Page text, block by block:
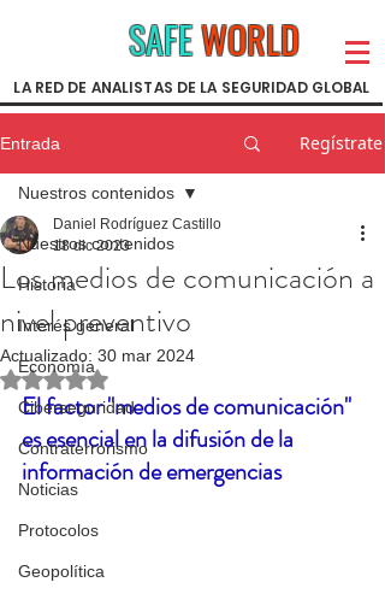
SAFEWORLD
LA RED DE ANALISTAS DE LA SEGURIDAD GLOBAL
Entrada Regístrate
Nuestros contenidos
Historia
Interés general
Economía
Ciberseguridad
Contraterrorismo
Noticias
Protocolos
Geopolítica
Nuestros contenidos
Los medios de comunicación a
nivel preventivo
Daniel Rodríguez Castillo
18 dic 2023
Actualizado: 30 mar 2024
Obtuvo NaN de 5 estrellas.
El factor "medios de comunicación"
es esencial en la difusión de la
información de emergencias